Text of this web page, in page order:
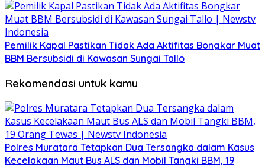
Pemilik Kapal Pastikan Tidak Ada Aktifitas Bongkar Muat
BBM Bersubsidi di Kawasan Sungai Tallo
Rekomendasi untuk kamu
Polres Muratara Tetapkan Dua Tersangka dalam Kasus
Kecelakaan Maut Bus ALS dan Mobil Tangki BBM, 19